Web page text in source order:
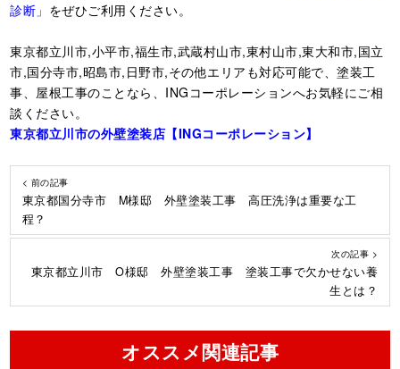
診断」 をぜひご利用ください。
東京都立川市,小平市,福生市,武蔵村山市,東村山市,東大和市,国立
市,国分寺市,昭島市,日野市,その他エリアも対応可能で、塗装工
事、屋根工事のことなら、INGコーポレーションへお気軽にご相
談ください。
東京都立川市の外壁塗装店【INGコーポレーション】
< 前の記事
東京都国分寺市 M様邸 外壁塗装工事 高圧洗浄は重要な工
程？
次の記事 >
東京都立川市 O様邸 外壁塗装工事 塗装工事で欠かせない養
生とは？
オススメ関連記事